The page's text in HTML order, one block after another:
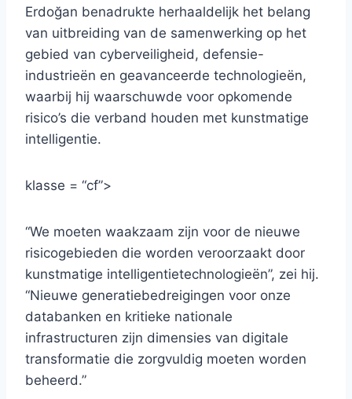
Erdoğan benadrukte herhaaldelijk het belang
van uitbreiding van de samenwerking op het
gebied van cyberveiligheid, defensie-
industrieën en geavanceerde technologieën,
waarbij hij waarschuwde voor opkomende
risico’s die verband houden met kunstmatige
intelligentie.
klasse = “cf”>
“We moeten waakzaam zijn voor de nieuwe
risicogebieden die worden veroorzaakt door
kunstmatige intelligentietechnologieën”, zei hij.
“Nieuwe generatiebedreigingen voor onze
databanken en kritieke nationale
infrastructuren zijn dimensies van digitale
transformatie die zorgvuldig moeten worden
beheerd.”